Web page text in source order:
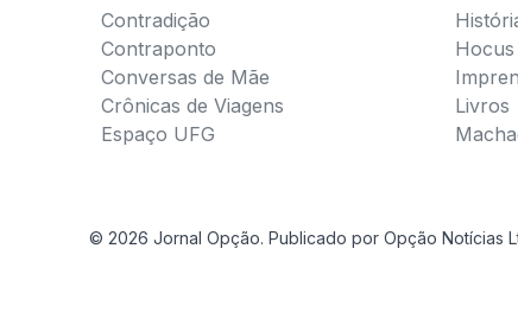
Contradição
Contraponto
Conversas de Mãe
Crônicas de Viagens
Espaço UFG
Livros
© 2026 Jornal Opção. Publicado por Opção Notícias